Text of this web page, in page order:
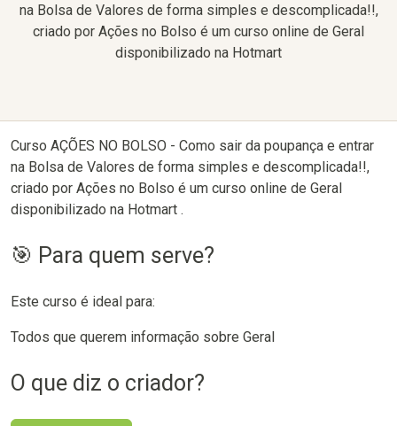
na Bolsa de Valores de forma simples e descomplicada!!,
criado por Ações no Bolso é um curso online de Geral
disponibilizado na Hotmart
Curso AÇÕES NO BOLSO - Como sair da poupança e entrar
na Bolsa de Valores de forma simples e descomplicada!!,
criado por Ações no Bolso é um curso online de Geral
disponibilizado na Hotmart .
🎯 Para quem serve?
Este curso é ideal para:
Todos que querem informação sobre Geral
O que diz o criador?